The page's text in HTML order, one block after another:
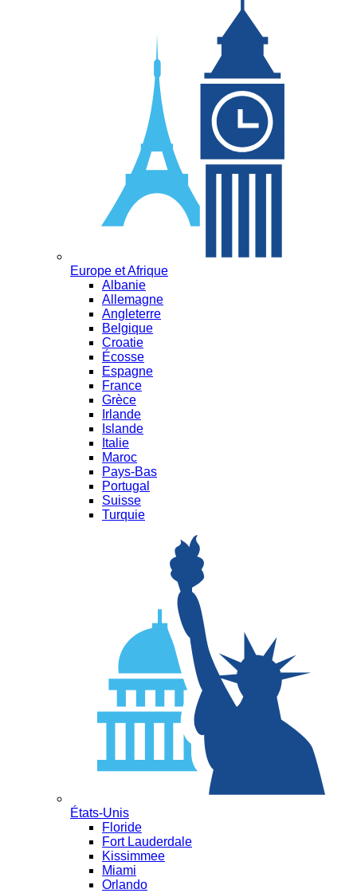
Europe et Afrique
Albanie
Allemagne
Angleterre
Belgique
Croatie
Écosse
Espagne
France
Grèce
Irlande
Islande
Italie
Maroc
Pays-Bas
Portugal
Suisse
Turquie
États-Unis
Floride
Fort Lauderdale
Kissimmee
Miami
Orlando